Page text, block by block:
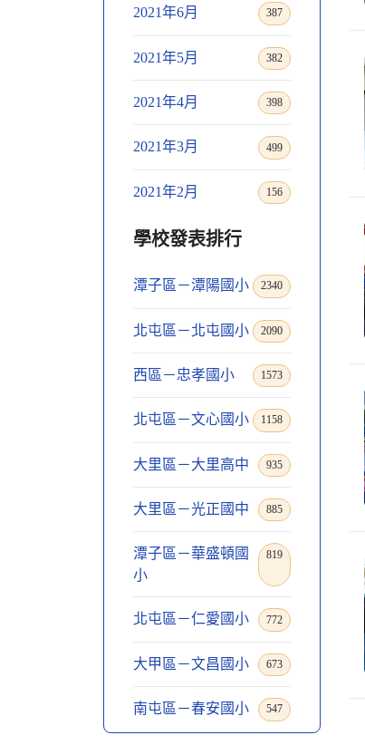
2021年6月 387
2021年5月 382
2021年4月 398
2021年3月 499
2021年2月 156
學校發表排行
潭子區－潭陽國小 2340
北屯區－北屯國小 2090
西區－忠孝國小 1573
北屯區－文心國小 1158
大里區－大里高中 935
大里區－光正國中 885
潭子區－華盛頓國
小
819
北屯區－仁愛國小 772
大甲區－文昌國小 673
南屯區－春安國小 547